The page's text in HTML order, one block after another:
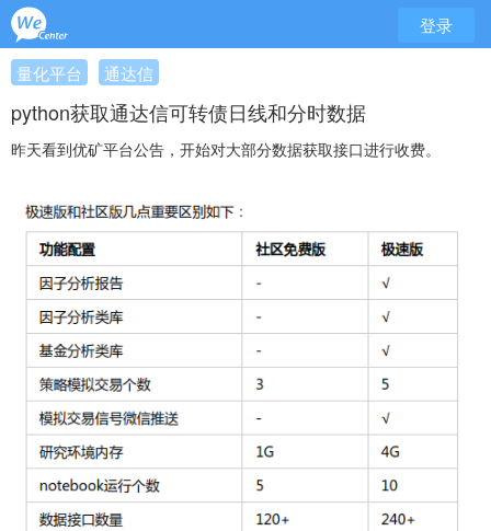
登录
量化平台 通达信
python获取通达信可转债日线和分时数据
昨天看到优矿平台公告，开始对大部分数据获取接口进行收费。